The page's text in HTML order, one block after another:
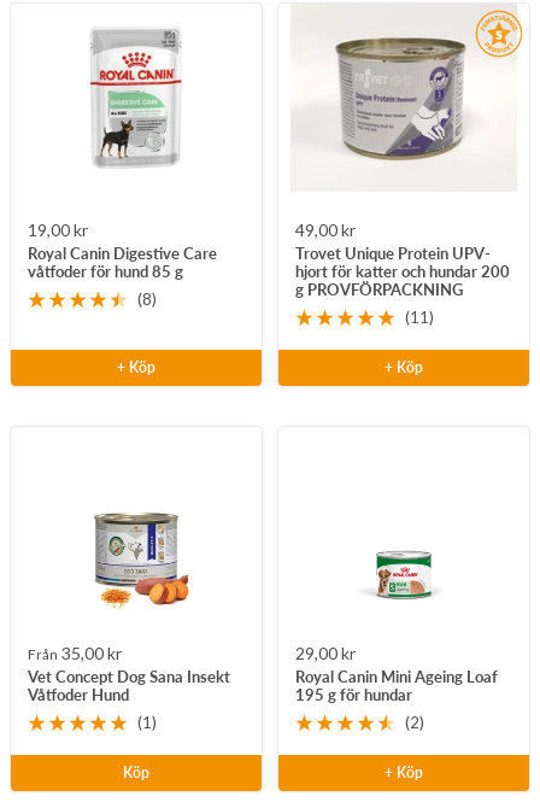
Rea-
pris
19,00 kr
Royal Canin Digestive Care
våtfoder för hund 85 g
(8)
+ Köp
Rea-
pris
49,00 kr
Trovet Unique Protein UPV-
hjort för katter och hundar 200
g PROVFÖRPACKNING
(11)
+ Köp
Rea-
pris
Från 35,00 kr
Vet Concept Dog Sana Insekt
Våtfoder Hund
(1)
Köp
Rea-
pris
29,00 kr
Royal Canin Mini Ageing Loaf
195 g för hundar
(2)
+ Köp